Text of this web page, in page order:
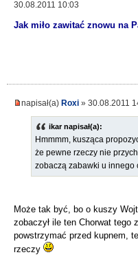
30.08.2011 10:03
Jak miło zawitać znowu na
napisał(a) Roxi » 30.08.2011
ikar napisał(a):
Hmmmm, kusząca
że pewne rzeczy nie
zobaczą zabawki u innego
Może tak być, bo o kuszy
zobaczył ile ten Chorwat tego
powstrzymać przed kupnem,
rzeczy